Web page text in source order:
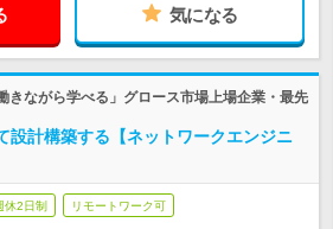
気になる
きながら学べる」グロース市場上場企業・最先
設計構築する【ネットワークエンジニ
休2日制 リモートワーク可